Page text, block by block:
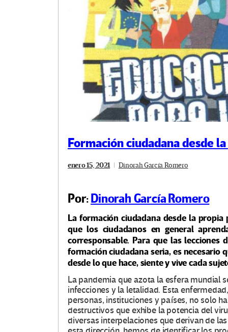
Formación ciudadana desde
enero 15, 2021 Dinorah García Romero
Por:Dinorah García Romero
La formación ciudadana desde la
que los ciudadanos en general
corresponsable. Para que las
formación ciudadana seria, es necesario
desde lo que hace, siente y vive cada
La pandemia que azota la esfera mundial
infecciones y la letalidad. Esta
personas, instituciones y países, no solo
destructivos que exhibe la potencia del
diversas interpelaciones que derivan de